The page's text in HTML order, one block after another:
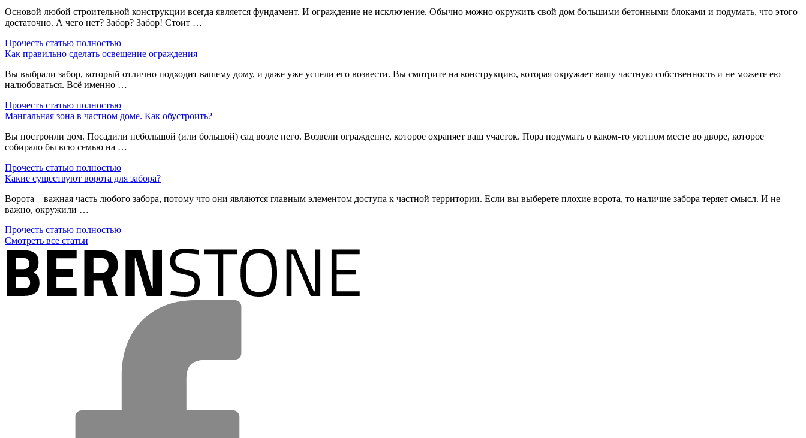
Основой любой строительной конструкции всегда является фундамент. И ограждение не исключение. Обычно можно окружить свой дом большими бетонными блоками и подумать, что этого
достаточно. А чего нет? Забор? Забор! Стоит …
Прочесть статью полностью
Как правильно сделать освещение ограждения
Вы выбрали забор, который отлично подходит вашему дому, и даже уже успели его возвести. Вы смотрите на конструкцию, которая окружает вашу частную собственность и не можете ею
налюбоваться. Всё именно …
Прочесть статью полностью
Мангальная зона в частном доме. Как обустроить?
Вы построили дом. Посадили небольшой (или большой) сад возле него. Возвели ограждение, которое охраняет ваш участок. Пора подумать о каком-то уютном месте во дворе, которое
собирало бы всю семью на …
Прочесть статью полностью
Какие существуют ворота для забора?
Ворота – важная часть любого забора, потому что они являются главным элементом доступа к частной территории. Если вы выберете плохие ворота, то наличие забора теряет смысл. И не
важно, окружили …
Прочесть статью полностью
Смотреть все статьи